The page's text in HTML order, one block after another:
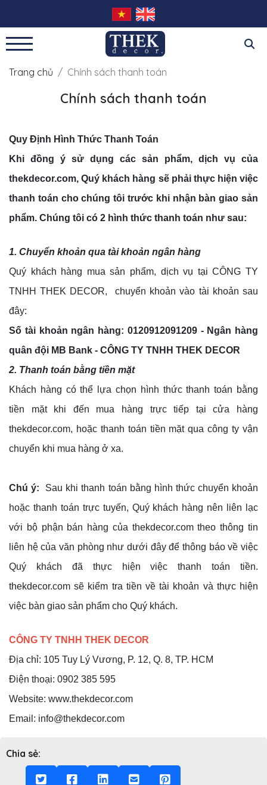
Trang chủ Chính sách thanh toán
Chính sách thanh toán
Quy Định Hình Thức Thanh Toán
Khi đồng ý sử dụng các sản phẩm, dịch vụ của
thekdecor.com, Quý khách hàng sẽ phải thực hiện việc
thanh toán cho chúng tôi trước khi nhận bàn giao sản
phẩm. Chúng tôi có 2 hình thức thanh toán như sau:
1. Chuyển khoản qua tài khoản ngân hàng
Quý khách hàng mua sản phẩm, dịch vụ tại CÔNG TY
TNHH THEK DECOR, chuyển khoản vào tài khoản sau
đây:
Số tài khoản ngân hàng: 0120912091209 - Ngân hàng
quân đội MB Bank - CÔNG TY TNHH THEK DECOR
2. Thanh toán bằng tiền mặt
Khách hàng có thể lựa chọn hình thức thanh toán bằng
tiền mặt khi đến mua hàng trực tiếp tại cửa hàng
thekdecor.com, hoặc thanh toán tiền mặt qua công ty vận
chuyển khi mua hàng ở xa.
Chú ý: Sau khi thanh toán bằng hình thức chuyển khoản
hoặc thanh toán trực tuyến, Quý khách hàng nên liên lạc
với bộ phận bán hàng của thekdecor.com theo thông tin
liên hệ của văn phòng như dưới đây để thông báo về việc
Quý khách đã thực hiện việc thanh toán tiền.
thekdecor.com sẽ kiểm tra tiền về tài khoản và thực hiện
việc bàn giao sản phẩm cho Quý khách.
CÔNG TY TNHH THEK DECOR
Địa chỉ: 105 Tuy Lý Vương, P. 12, Q. 8, TP. HCM
Điện thoại: 0902 385 595
Website: www.thekdecor.com
Email: info@thekdecor.com
Chia sẻ: